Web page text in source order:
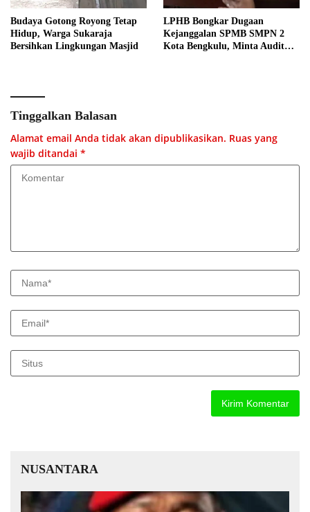
Budaya Gotong Royong Tetap
Hidup, Warga Sukaraja
Bersihkan Lingkungan Masjid
LPHB Bongkar Dugaan
Kejanggalan SPMB SMPN 2
Kota Bengkulu, Minta Audit
Tinggalkan Balasan
Alamat email Anda tidak akan dipublikasikan. Ruas yang
wajib ditandai *
NUSANTARA